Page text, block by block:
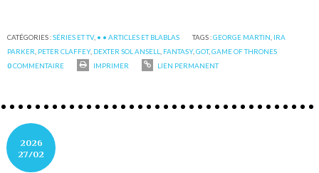
CATÉGORIES :SÉRIES ET TV, • • ARTICLES ET BLABLAS TAGS :GEORGE MARTIN IRA
PARKER PETER CLAFFEY, DEXTER SOL ANSELL FANTASY,GOT,GAME OF THRONES
0COMMENTAIRE IMPRIMER LIEN PERMANENT
2026
27/02